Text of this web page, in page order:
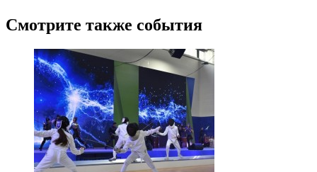
Смотрите также события